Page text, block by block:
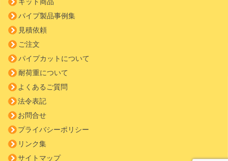
パイプ製品事例集
見積依頼
ご注文
パイプカットについて
耐荷重について
よくあるご質問
法令表記
お問合せ
プライバシーポリシー
リンク集
サイトマップ